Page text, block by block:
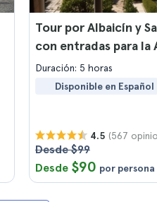
Tour por Albaicín y
con entradas para la
Duración: 5 horas
Disponible en Español
4.5 (567
Desde $99
Desde $90 por persona